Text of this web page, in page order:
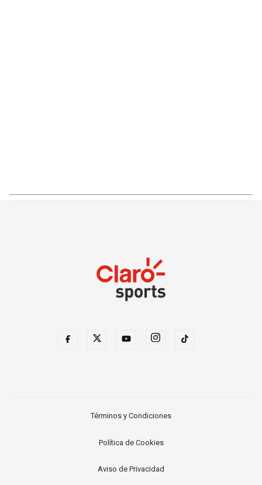
Términos y Condiciones
Política de Cookies
Aviso de Privacidad